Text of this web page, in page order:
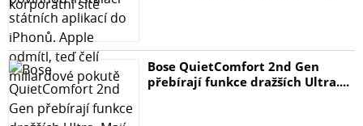
Bose QuietComfort 2nd Gen
přebírají funkce dražších Ultra....